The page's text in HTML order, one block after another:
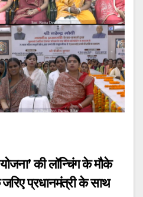
की लॉन्चिंग के मौके
प्रधानमंत्री के साथ